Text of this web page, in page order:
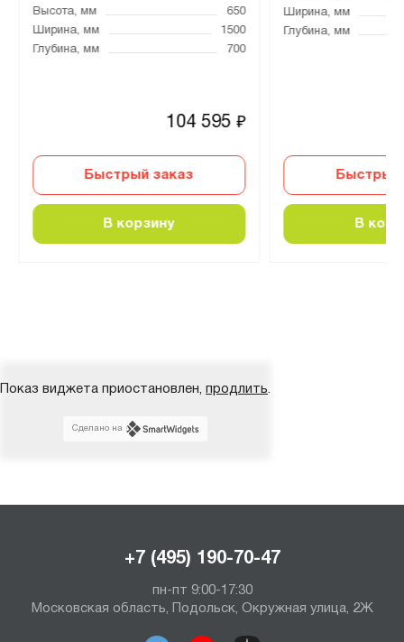
Высота, мм
650
Ширина, мм
1500
Глубина, мм
700
104 595₽
Быстрый заказ
В корзину
Ширина, мм
Глубина, мм
Быстрый
В
Показ виджета приостановлен, продлить.
Сделано на
+7 (495) 190-70-47
пн-пт 9:00-17:30
Московская область, Подольск, Окружная улица, 2Ж